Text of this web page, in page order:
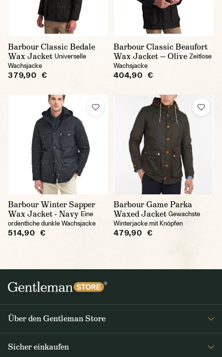
Barbour Classic Bedale
Wax Jacket Universelle
Wachsjacke
379,90 €
Barbour Classic Beaufort
Wax Jacket — Olive Zeitlose
Wachsjacke
404,90 €
Barbour Winter Sapper
Wax Jacket - Navy Eine
ordentliche dunkle Wachsjacke
514,90 €
Barbour Game Parka
Waxed Jacket Gewachste
Winterjacke mit Knöpfen
479,90 €
Über den Gentleman Store
Sicher einkaufen